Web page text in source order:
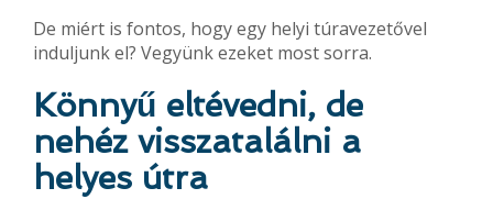
De miért is fontos, hogy egy helyi túravezetővel
induljunk el? Vegyünk ezeket most sorra.
Könnyű eltévedni, de
nehéz visszatalálni a
helyes útra